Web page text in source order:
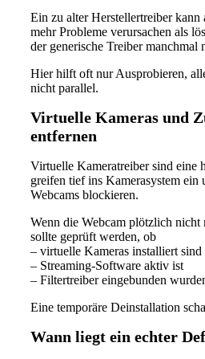
Ein zu alter Herstellertreiber kann
mehr Probleme verursachen als
der generische Treiber manchmal
Hier hilft oft nur Ausprobieren,
nicht parallel.
Virtuelle Kameras und
entfernen
Virtuelle Kameratreiber sind eine
greifen tief ins Kamerasystem ein
Webcams blockieren.
Wenn die Webcam plötzlich nicht
sollte geprüft werden, ob
– virtuelle Kameras installiert sind
– Streaming-Software aktiv ist
– Filtertreiber eingebunden
Eine temporäre Deinstallation
Wann liegt ein echter